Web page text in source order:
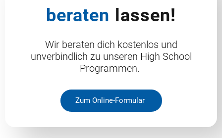
beraten lassen!
Wir beraten dich kostenlos und
unverbindlich zu unseren High School
Programmen.
Zum Online-Formular